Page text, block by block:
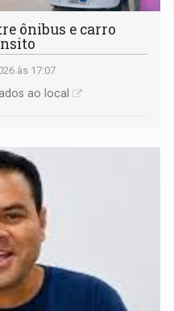
ônibus e carro
às 17:07
ao local